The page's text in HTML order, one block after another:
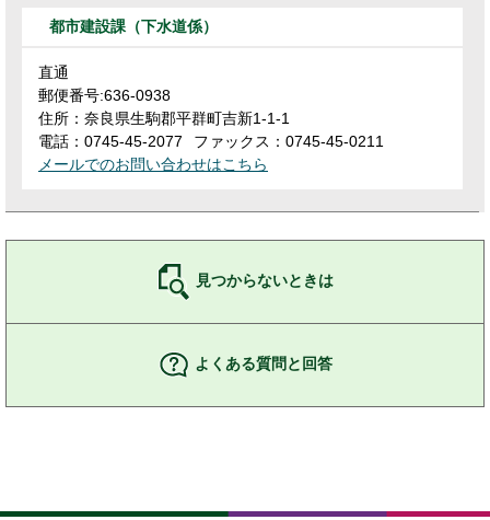
都市建設課（下水道係）
直通
郵便番号:636-0938
住所：奈良県生駒郡平群町吉新1-1-1
電話：0745-45-2077
ファックス：0745-45-0211
メールでのお問い合わせはこちら
見つからないときは
よくある質問と回答